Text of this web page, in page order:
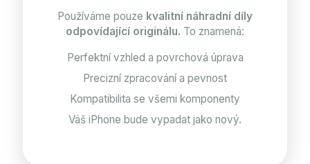
Používáme pouze kvalitní náhradní díly
odpovídající originálu. To znamená:
Perfektní vzhled a povrchová úprava
Precizní zpracování a pevnost
Kompatibilita se všemi komponenty
Váš iPhone bude vypadat jako nový.